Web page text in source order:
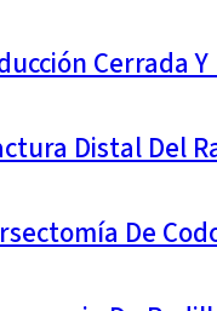
Cerrada
Distal Del
De